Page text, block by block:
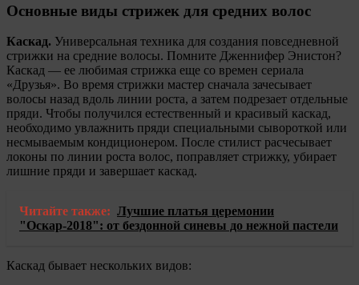
Основные виды стрижек для средних волос
Каскад. Универсальная техника для создания повседневной
стрижки на средние волосы. Помните Дженнифер Энистон?
Каскад — ее любимая стрижка еще со времен сериала
«Друзья». Во время стрижки мастер сначала зачесывает
волосы назад вдоль линии роста, а затем подрезает отдельные
пряди. Чтобы получился естественный и красивый каскад,
необходимо увлажнить пряди специальными сывороткой или
несмываемым кондиционером. После стилист расчесывает
локоны по линии роста волос, поправляет стрижку, убирает
лишние пряди и завершает каскад.
Читайте также: Лучшие платья церемонии
"Оскар-2018": от бездонной синевы до нежной пастели
Каскад бывает нескольких видов: